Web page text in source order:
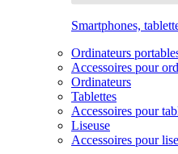
Smartphones,
Ordinateurs
Accessoires pour
Ordinateurs
Tablettes
Accessoires pour
Liseuse
Accessoires pour